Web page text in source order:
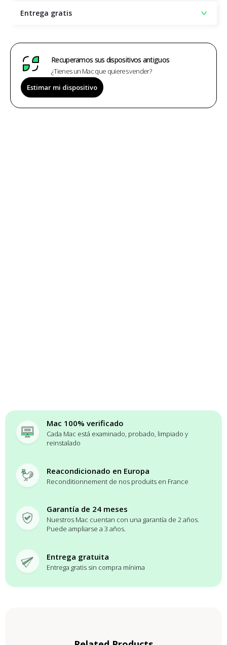
Entrega gratis
Recuperamos sus dispositivos antiguos
¿Tienes un Mac que quieres vender?
Estimar mi dispositivo
Mac 100% verificado
Cada Mac está examinado, probado, limpiado y
reinstalado
Reacondicionado en Europa
Reconditionnement de nos produits en France
Garantía de 24 meses
Nuestros Mac cuentan con una garantía de 2 años.
Puede ampliarse a 3 años.
Entrega gratuita
Entrega gratis sin compra mínima